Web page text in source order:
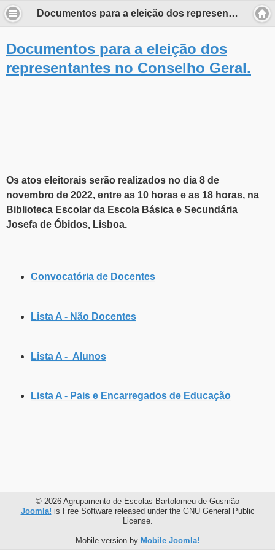
Documentos para a eleição dos representantes no Conselho Geral.
Documentos para a eleição dos
representantes no Conselho Geral.
Os atos eleitorais serão realizados no dia 8 de
novembro de 2022, entre as 10 horas e as 18 horas, na
Biblioteca Escolar da Escola Básica e Secundária
Josefa de Óbidos, Lisboa.
Convocatória de Docentes
Lista A - Não Docentes
Lista A - Alunos
Lista A - Pais e Encarregados de Educação
© 2026 Agrupamento de Escolas Bartolomeu de Gusmão
Joomla! is Free Software released under the GNU General Public
License.
Mobile version by Mobile Joomla!